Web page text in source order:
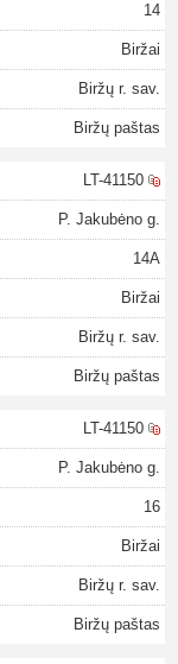
14
Biržai
Biržų r. sav.
Biržų paštas
LT-41150
P. Jakubėno g.
14A
Biržai
Biržų r. sav.
Biržų paštas
LT-41150
P. Jakubėno g.
16
Biržai
Biržų r. sav.
Biržų paštas